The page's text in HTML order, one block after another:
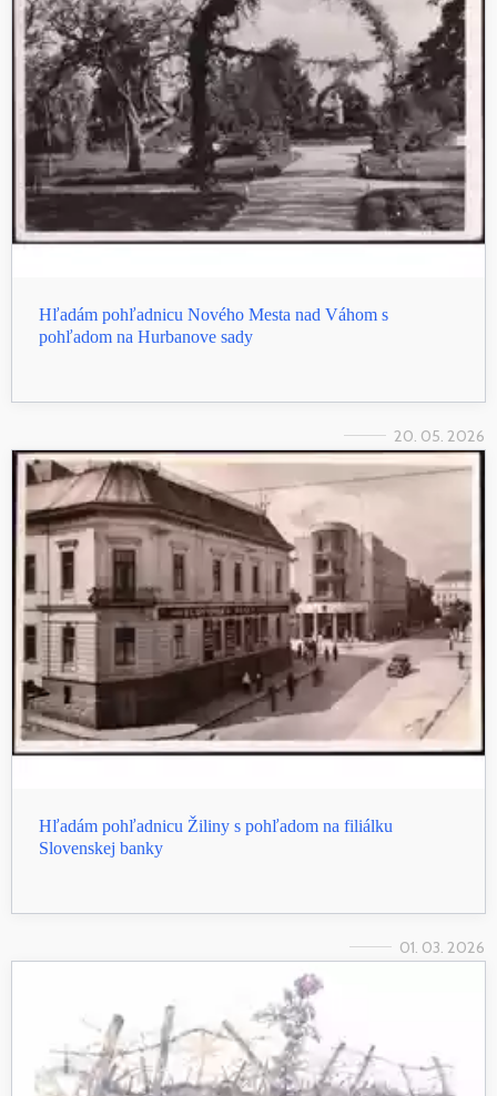
Hľadám pohľadnicu Nového Mesta nad Váhom s
pohľadom na Hurbanove sady
20. 05. 2026
Hľadám pohľadnicu Žiliny s pohľadom na filiálku
Slovenskej banky
01. 03. 2026